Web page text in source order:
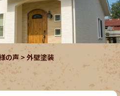
の声>外壁塗装